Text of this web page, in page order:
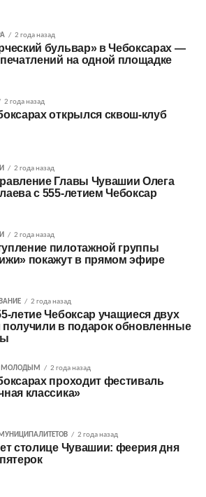
2 года назад
бульвар» в Чебоксарах —
на одной площадке
2 года назад
открылся сквош-клуб
2 года назад
Главы Чувашии Олега
с 555-летием Чебоксар
2 года назад
пилотажной группы
покажут в прямом эфире
2 года назад
летие Чебоксар учащиеся двух
получили в подарок обновленные
МОЛОДЫМ 2 года назад
проходит фестиваль
классика»
2 года назад
столице Чувашии: феерия дня